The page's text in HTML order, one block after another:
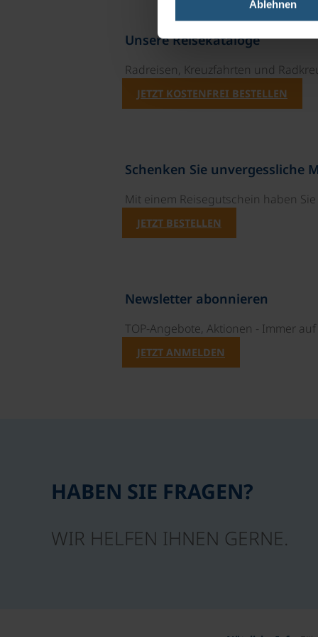
Ablehnen
Unsere Reisekataloge
Radreisen, Kreuzfahrten und
JETZT KOSTENFREI BESTELLEN
Schenken Sie unvergessliche
Mit einem Reisegutschein haben
JETZT BESTELLEN
Newsletter abonnieren
TOP-Angebote, Aktionen - Immer
JETZT ANMELDEN
HABEN SIE FRAGEN?
WIR HELFEN IHNEN GERNE.